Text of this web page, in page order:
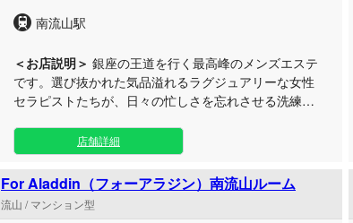
南流山駅
＜お店説明＞ 銀座の王道を行く最高峰のメンズエステ
です。選び抜かれた気品溢れるラグジュアリーな女性
セラピストたちが、日々の忙しさを忘れさせる洗練さ
けいたします。 当店『銀座セレブ 信子』は、洗練され
た大人のためのハイクオリティなリラクゼーションサ
ロンです。 日常の喧騒から離れ、心身ともに深く満た
される贅沢な時間を過ごしていただけるよう、徹底し
た品質にこだわっています。基本となる90分のコース
店舗詳細
For Aladdin（フォーアラジン）南流山ルーム
流山 / マンション型